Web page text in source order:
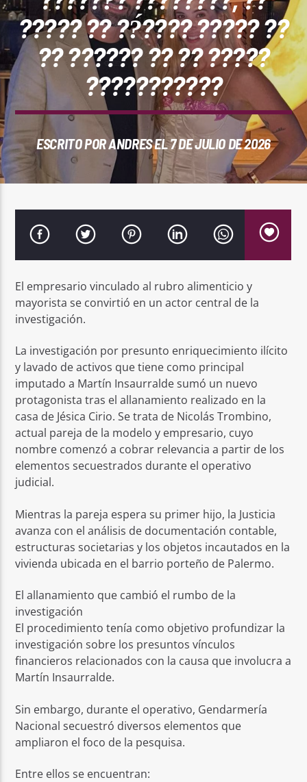
REPRODUCTOR WEB
0:00
PlayFM 95.9
????? ?? ??́???? ????? ??
?? ?????? ?? ?? ?????
???????????
ESCRITO PORANDRESEL 7 DE JULIO DE 2026
El empresario vinculado al rubro alimenticio y
mayorista se convirtió en un actor central de la
investigación.
La investigación por presunto enriquecimiento ilícito
y lavado de activos que tiene como principal
imputado a Martín Insaurralde sumó un nuevo
protagonista tras el allanamiento realizado en la
casa de Jésica Cirio. Se trata de Nicolás Trombino,
actual pareja de la modelo y empresario, cuyo
nombre comenzó a cobrar relevancia a partir de los
elementos secuestrados durante el operativo
judicial.
Mientras la pareja espera su primer hijo, la Justicia
avanza con el análisis de documentación contable,
estructuras societarias y los objetos incautados en la
vivienda ubicada en el barrio porteño de Palermo.
El allanamiento que cambió el rumbo de la
investigación
El procedimiento tenía como objetivo profundizar la
investigación sobre los presuntos vínculos
financieros relacionados con la causa que involucra a
Martín Insaurralde.
Sin embargo, durante el operativo, Gendarmería
Nacional secuestró diversos elementos que
ampliaron el foco de la pesquisa.
Entre ellos se encuentran: